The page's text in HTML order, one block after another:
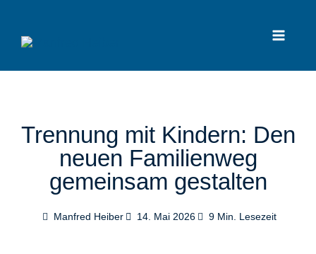
springen
Trennung mit Kindern: Den
neuen Familienweg
gemeinsam gestalten
Manfred Heiber 14. Mai 2026 9 Min. Lesezeit